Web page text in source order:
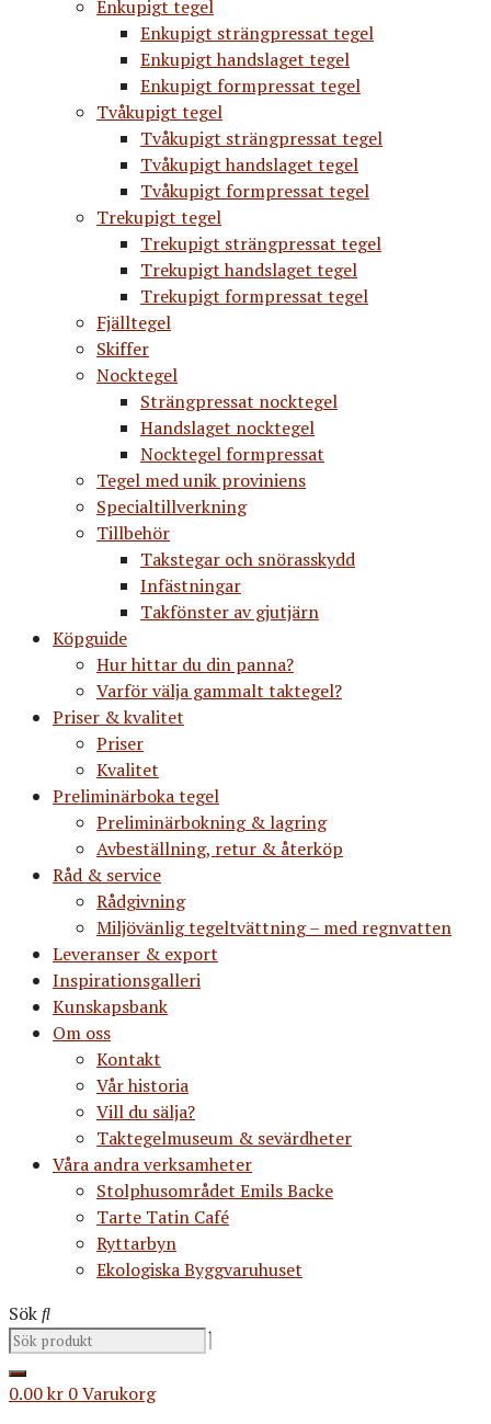
Enkupigt tegel
Enkupigt strängpressat tegel
Enkupigt handslaget tegel
Enkupigt formpressat tegel
Tvåkupigt tegel
Tvåkupigt strängpressat tegel
Tvåkupigt handslaget tegel
Tvåkupigt formpressat tegel
Trekupigt tegel
Trekupigt strängpressat tegel
Trekupigt handslaget tegel
Trekupigt formpressat tegel
Fjälltegel
Skiffer
Nocktegel
Strängpressat nocktegel
Handslaget nocktegel
Nocktegel formpressat
Tegel med unik proviniens
Specialtillverkning
Tillbehör
Takstegar och snörasskydd
Infästningar
Takfönster av gjutjärn
Köpguide
Hur hittar du din panna?
Varför välja gammalt taktegel?
Priser & kvalitet
Priser
Kvalitet
Preliminärboka tegel
Preliminärbokning & lagring
Avbeställning, retur & återköp
Råd & service
Rådgivning
Miljövänlig tegeltvättning – med regnvatten
Leveranser & export
Inspirationsgalleri
Kunskapsbank
Om oss
Kontakt
Vår historia
Vill du sälja?
Taktegelmuseum & sevärdheter
Våra andra verksamheter
Stolphusområdet Emils Backe
Tarte Tatin Café
Ryttarbyn
Ekologiska Byggvaruhuset
Sök
0.00kr 0Varukorg